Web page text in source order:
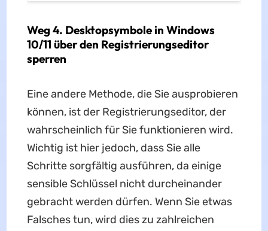
Weg 4. Desktopsymbole in Windows
10/11 über den Registrierungseditor
sperren
Eine andere Methode, die Sie ausprobieren
können, ist der Registrierungseditor, der
wahrscheinlich für Sie funktionieren wird.
Wichtig ist hier jedoch, dass Sie alle
Schritte sorgfältig ausführen, da einige
sensible Schlüssel nicht durcheinander
gebracht werden dürfen. Wenn Sie etwas
Falsches tun, wird dies zu zahlreichen